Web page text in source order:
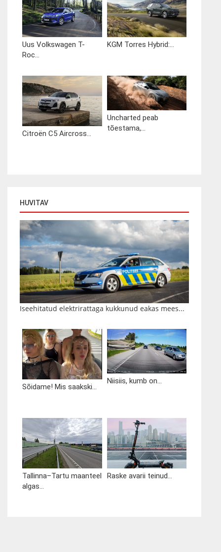
Uus Volkswagen T-
Roc...
KGM Torres Hybrid:...
Citroën C5 Aircross...
Uncharted peab
tõestama,...
HUVITAV
Iseehitatud elektrirattaga kukkunud eakas mees...
Sõidame! Mis saakski...
Niisiis, kumb on...
Tallinna–Tartu maanteel
algas...
Raske avarii teinud...